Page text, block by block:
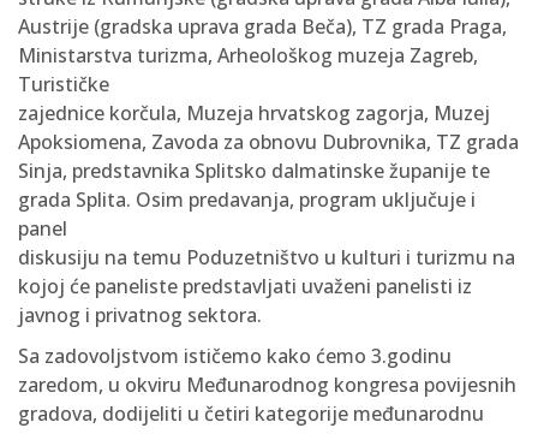
Austrije (gradska uprava grada Beča), TZ grada Praga,
Ministarstva turizma, Arheološkog muzeja Zagreb,
Turističke
zajednice korčula, Muzeja hrvatskog zagorja, Muzej
Apoksiomena, Zavoda za obnovu Dubrovnika, TZ grada
Sinja, predstavnika Splitsko dalmatinske županije te
grada Splita. Osim predavanja, program uključuje i
panel
diskusiju na temu Poduzetništvo u kulturi i turizmu na
kojoj će paneliste predstavljati uvaženi panelisti iz
javnog i privatnog sektora.
Sa zadovoljstvom ističemo kako ćemo 3.godinu
zaredom, u okviru Međunarodnog kongresa povijesnih
gradova, dodijeliti u četiri kategorije međunarodnu